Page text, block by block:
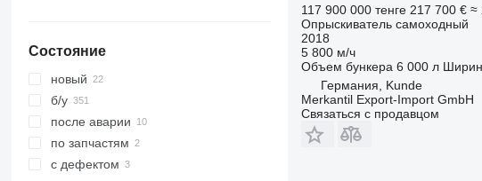
Состояние
новый
б/у
после аварии
по запчастям
с дефектом
117 900 000 тенге 217 700 € ≈
Опрыскиватель самоходный
2018
5 800 м/ч
Объем бункера 6 000 л
Германия, Kunde
Merkantil Export-Import GmbH
Связаться с продавцом